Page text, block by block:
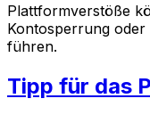
Plattformverstöße
Kontosperrung
führen.
Tipp für das